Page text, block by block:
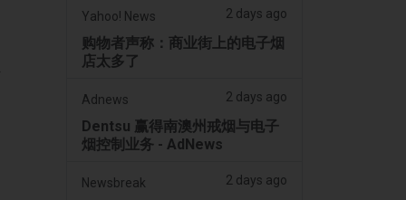
Yahoo! News 2 days ago
购物者声称：商业街上的电子烟
店太多了
Adnews 2 days ago
Dentsu 赢得南澳州戒烟与电子
烟控制业务 - AdNews
Newsbreak 2 days ago